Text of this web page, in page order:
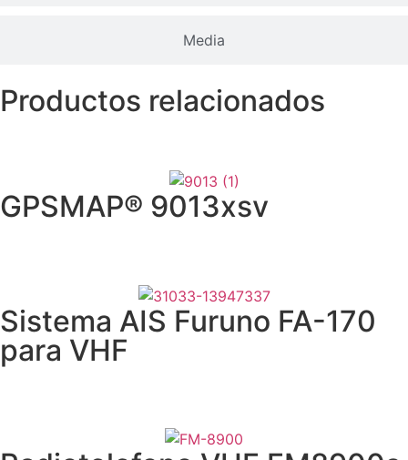
Media
Productos relacionados
GPSMAP® 9013xsv
Sistema AIS Furuno FA-170
para VHF